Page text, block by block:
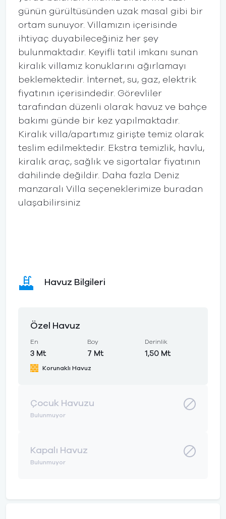
günün gürültüsünden uzak masal gibi bir
ortam sunuyor. Villamızın içerisinde
ihtiyaç duyabileceğiniz her şey
bulunmaktadır. Keyifli tatil imkanı sunan
kiralık villamız konuklarını ağırlamayı
beklemektedir. İnternet, su, gaz, elektrik
fiyatının içerisindedir. Görevliler
tarafından düzenli olarak havuz ve bahçe
bakımı günde bir kez yapılmaktadır.
Kiralık villa/apartımız girişte temiz olarak
teslim edilmektedir. Ekstra temizlik, havlu,
kiralık araç, sağlık ve sigortalar fiyatının
dahilinde değildir. Daha fazla Deniz
manzaralı Villa seçeneklerimize buradan
ulaşabilirsiniz
Havuz Bilgileri
Özel Havuz
En
3 Mt
Boy
7 Mt
Derinlik
1,50 Mt
Korunaklı Havuz
Çocuk Havuzu
Bulunmuyor
Kapalı Havuz
Bulunmuyor